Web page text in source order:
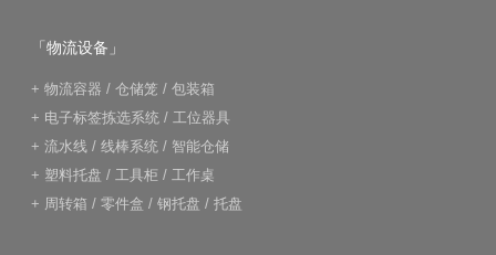
「物流设备」
+ 物流容器 / 仓储笼 / 包装箱
+ 电子标签拣选系统 / 工位器具
+ 流水线 / 线棒系统 / 智能仓储
+ 塑料托盘 / 工具柜 / 工作桌
+ 周转箱 / 零件盒 / 钢托盘 / 托盘